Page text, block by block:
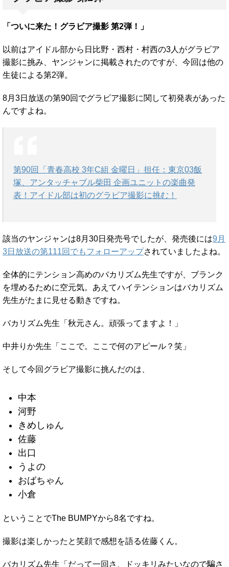
「ついに来た！グラビア撮影 第2弾！」
以前はアイドル部から日比野・西村・村西の3人がグラビア
撮影に挑み、ヤンジャンに掲載されたのですが、今回は他の
生徒による第2弾。
8月3日放送の第90回でグラビア撮影に関して初発表があった
んですよね。
第90回「青春高校 3年C組 金曜日」担任：東京03飯
塚、アンタッチャブル柴田 企画ユニットの楽曲発
表！アイドル部は初のグラビア撮影に挑む！
該当のヤンジャンは8月30日発売号でしたが、発売後には9月
3日放送の第111回でもフォローアップされていましたよね。
全体的にテンション高めのバカリズム先生ですが、ブランク
を埋めるために空元気。あえてハイテンションはバカリズム
先生がたまに見せる動きですね。
バカリズム先生「秋元さん。頑張ってますよ！」
中井りか先生「ここで。ここで何のアピール？笑」
そして今回グラビア撮影に挑んだのは、
中本
河野
きめしゅん
佐藤
出口
うよの
おばちゃん
小倉
ということでThe BUMPYから8名ですね。
撮影は楽しかったと笑顔で感想を語る佐藤くん。
バカリズム先生「だって一回さ、ドッキリみたいなので騙さ